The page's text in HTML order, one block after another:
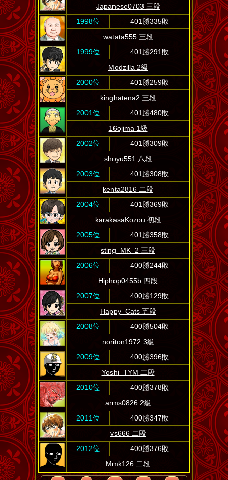
Japanese0703 三段
1998位
401勝335敗
watata555 三段
1999位
401勝291敗
Modzilla 2級
2000位
401勝259敗
kinghatena2 三段
2001位
401勝480敗
16ojima 1級
2002位
401勝309敗
shoyu551 八段
2003位
401勝308敗
kenta2816 二段
2004位
401勝369敗
karakasaKozou 初段
2005位
401勝358敗
sting_MK_2 三段
2006位
400勝244敗
Hiphop0455b 四段
2007位
400勝129敗
Happy_Cats 五段
2008位
400勝504敗
noriton1972 3級
2009位
400勝396敗
Yoshi_TYM 二段
2010位
400勝378敗
arms0826 2級
2011位
400勝347敗
vs666 二段
2012位
400勝376敗
Mmk126 二段